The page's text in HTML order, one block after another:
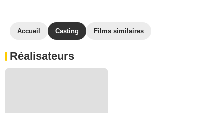
Accueil Casting Films similaires
Réalisateurs